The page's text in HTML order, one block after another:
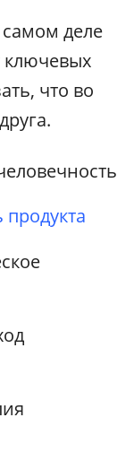
деле
ключевых
что во